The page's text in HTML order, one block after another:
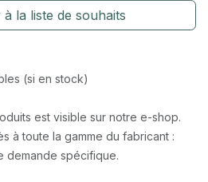
la liste de souhaits
(si en stock)
est visible sur notre e-shop.
à toute la gamme du fabricant :
demande spécifique.